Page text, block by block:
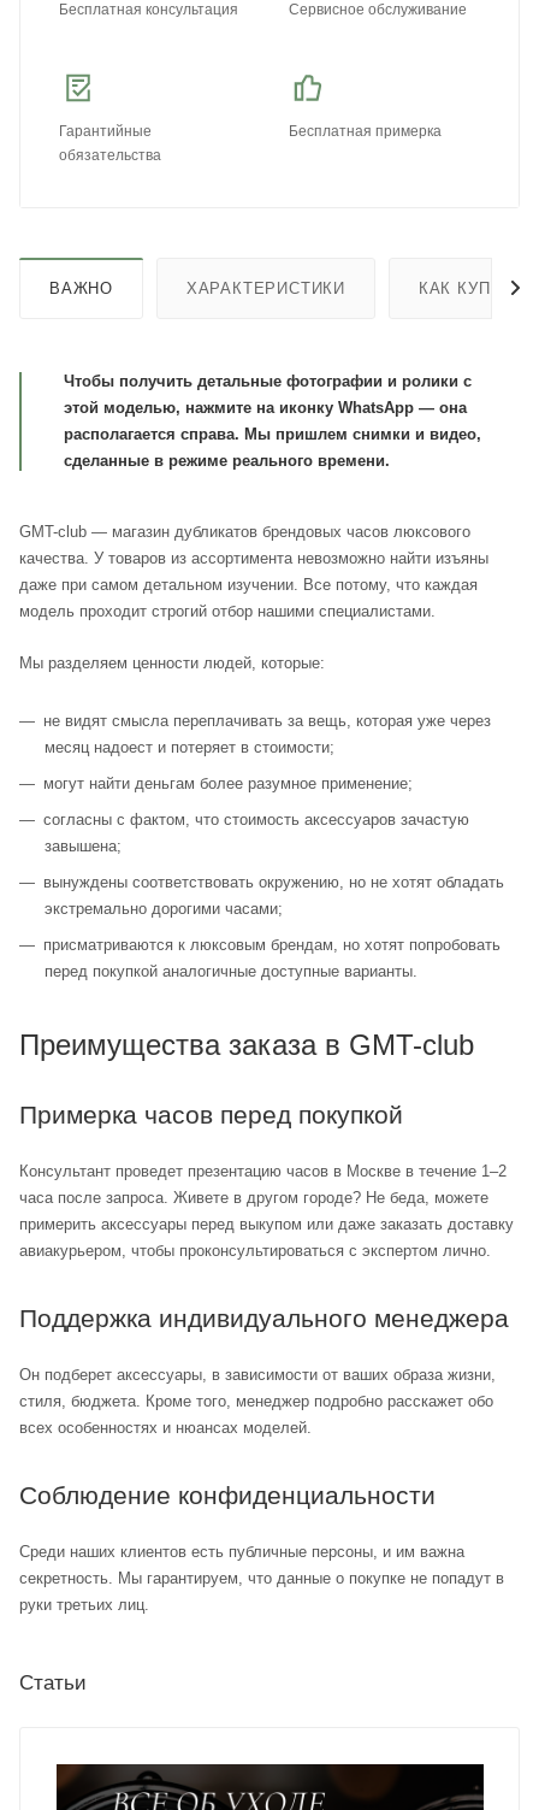
Бесплатная консультация Сервисное обслуживание
Гарантийные
обязательства
Бесплатная примерка
ВАЖНО ХАРАКТЕРИСТИКИ КАК КУПИТЬ
Чтобы получить детальные фотографии и ролики с
этой моделью, нажмите на иконку WhatsApp — она
располагается справа. Мы пришлем снимки и видео,
сделанные в режиме реального времени.
GMT-club — магазин дубликатов брендовых часов люксового
качества. У товаров из ассортимента невозможно найти изъяны
даже при самом детальном изучении. Все потому, что каждая
модель проходит строгий отбор нашими специалистами.
Мы разделяем ценности людей, которые:
не видят смысла переплачивать за вещь, которая уже через
месяц надоест и потеряет в стоимости;
могут найти деньгам более разумное применение;
согласны с фактом, что стоимость аксессуаров зачастую
завышена;
вынуждены соответствовать окружению, но не хотят обладать
экстремально дорогими часами;
присматриваются к люксовым брендам, но хотят попробовать
перед покупкой аналогичные доступные варианты.
Преимущества заказа в GMT-club
Примерка часов перед покупкой
Консультант проведет презентацию часов в Москве в течение 1–2
часа после запроса. Живете в другом городе? Не беда, можете
примерить аксессуары перед выкупом или даже заказать доставку
авиакурьером, чтобы проконсультироваться с экспертом лично.
Поддержка индивидуального менеджера
Он подберет аксессуары, в зависимости от ваших образа жизни,
стиля, бюджета. Кроме того, менеджер подробно расскажет обо
всех особенностях и нюансах моделей.
Соблюдение конфиденциальности
Среди наших клиентов есть публичные персоны, и им важна
секретность. Мы гарантируем, что данные о покупке не попадут в
руки третьих лиц.
Статьи